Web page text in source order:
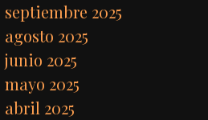
septiembre 2025
agosto 2025
junio 2025
mayo 2025
abril 2025